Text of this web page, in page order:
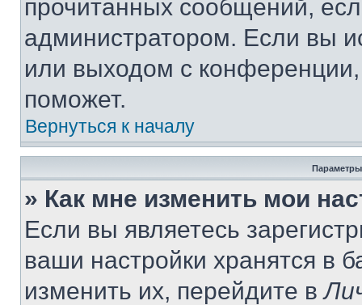
прочитанных сообщений,
администратором. Если вы
или выходом с
поможет.
Вернуться к началу
Параметры
» Как мне изменить мои
Если вы являетесь
ваши настройки хранятся в
изменить их, перейдите в